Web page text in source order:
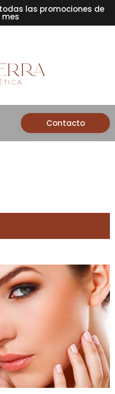
todas las promociones de
Contacto